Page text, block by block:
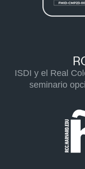
ISDI y el Real
seminario